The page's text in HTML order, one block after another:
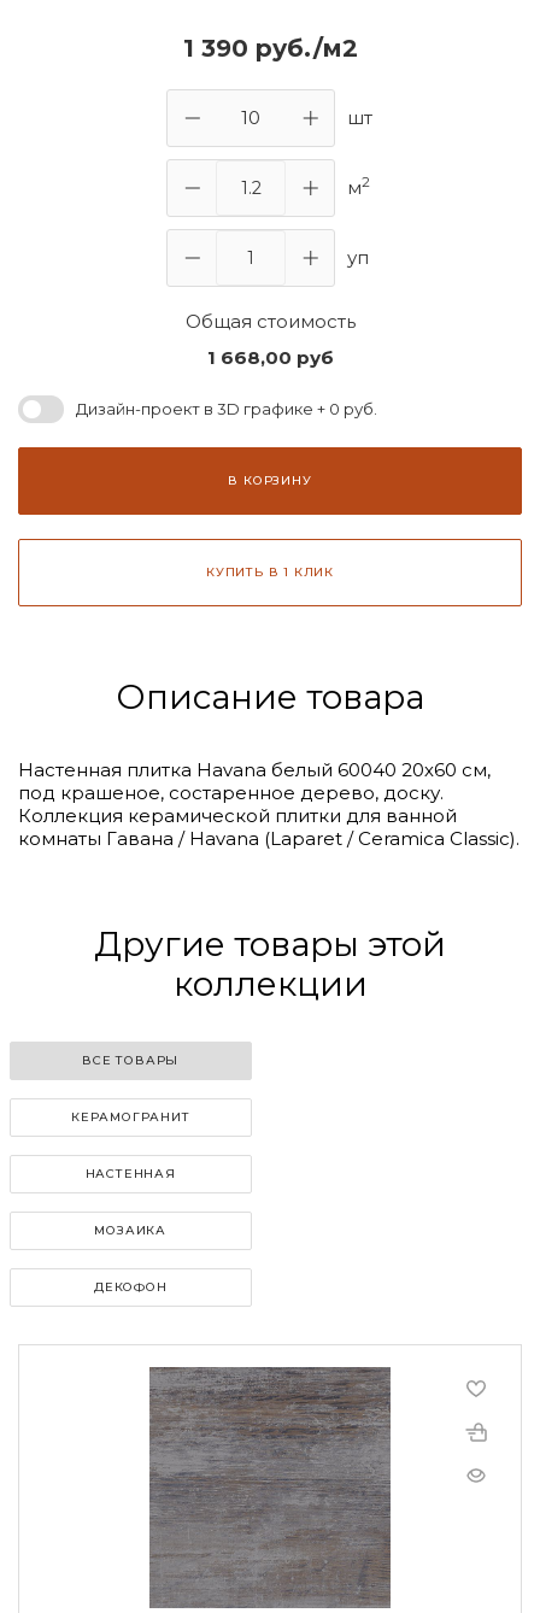
1 390 руб./м2
шт
м2
уп
Общая стоимость
1 668,00 руб
Дизайн-проект в 3D графике + 0 руб.
В КОРЗИНУ
КУПИТЬ В 1 КЛИК
Описание товара
Настенная плитка Havana белый 60040 20х60 см,
под крашеное, состаренное дерево, доску.
Коллекция керамической плитки для ванной
комнаты Гавана / Havana (Laparet / Ceramica Classic).
Click to
Другие товары этой
коллекции
ВСЕ ТОВАРЫ
КЕРАМОГРАНИТ
НАСТЕННАЯ
МОЗАИКА
ДЕКОФОН